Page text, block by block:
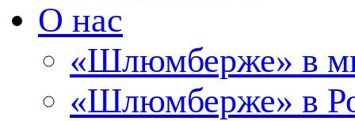
О нас
«Шлюмберже» в
«Шлюмберже» в